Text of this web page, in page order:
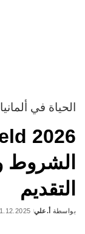
الحياة في ألمانيا
الشروط
التقديم
Posted
بواسطة أ.علي